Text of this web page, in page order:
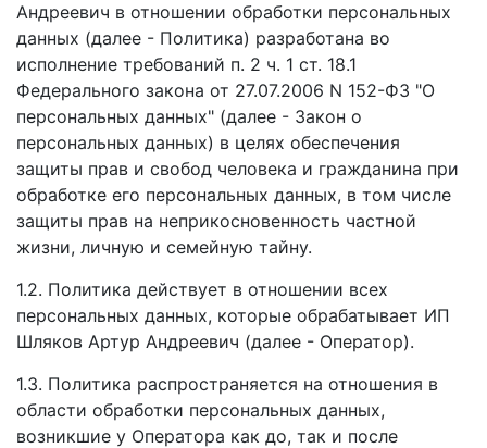
Андреевич в отношении обработки персональных
данных (далее - Политика) разработана во
исполнение требований п. 2 ч. 1 ст. 18.1
Федерального закона от 27.07.2006 N 152-ФЗ "О
персональных данных" (далее - Закон о
персональных данных) в целях обеспечения
защиты прав и свобод человека и гражданина при
обработке его персональных данных, в том числе
защиты прав на неприкосновенность частной
жизни, личную и семейную тайну.
1.2. Политика действует в отношении всех
персональных данных, которые обрабатывает ИП
Шляков Артур Андреевич (далее - Оператор).
1.3. Политика распространяется на отношения в
области обработки персональных данных,
возникшие у Оператора как до, так и после